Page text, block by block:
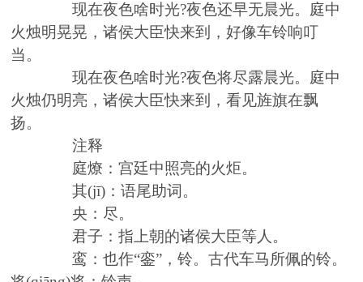
现在夜色啥时光?夜色还早无晨光。庭中
火烛明晃晃，诸侯大臣快来到，好像车铃响叮
当。
现在夜色啥时光?夜色将尽露晨光。庭中
火烛仍明亮，诸侯大臣快来到，看见旌旗在飘
扬。
注释
庭燎：宫廷中照亮的火炬。
其(jī) ：语尾助词。
央：尽。
君子：指上朝的诸侯大臣等人。
鸾：也作“銮”，铃。古代车马所佩的铃。